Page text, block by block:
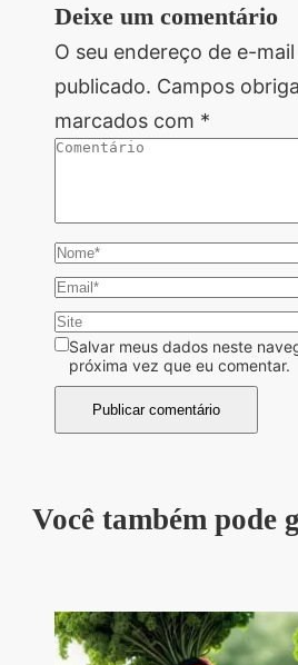
Deixe um comentário
O seu endereço de e-
publicado. Campos
marcados com *
Salvar meus dados neste
próxima vez que eu comentar.
Você também pode